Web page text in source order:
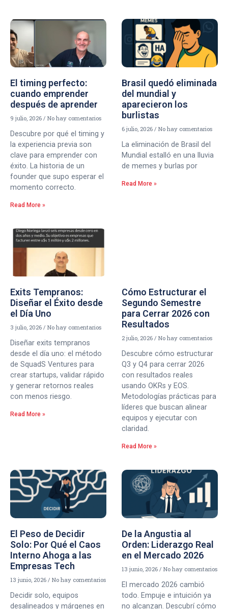
El timing perfecto:
cuando emprender
después de aprender
9 julio, 2026 No hay comentarios
Descubre por qué el timing y
la experiencia previa son
clave para emprender con
éxito. La historia de un
founder que supo esperar el
momento correcto.
Read More »
Brasil quedó eliminada
del mundial y
aparecieron los
burlistas
6 julio, 2026 No hay comentarios
La eliminación de Brasil del
Mundial estalló en una lluvia
de memes y burlas por
Read More »
Exits Tempranos:
Diseñar el Éxito desde
el Día Uno
3 julio, 2026 No hay comentarios
Diseñar exits tempranos
desde el día uno: el método
de SquadS Ventures para
crear startups, validar rápido
y generar retornos reales
con menos riesgo.
Read More »
Cómo Estructurar el
Segundo Semestre
para Cerrar 2026 con
Resultados
2 julio, 2026 No hay comentarios
Descubre cómo estructurar
Q3 y Q4 para cerrar 2026
con resultados reales
usando OKRs y EOS.
Metodologías prácticas para
líderes que buscan alinear
equipos y ejecutar con
claridad.
Read More »
El Peso de Decidir
Solo: Por Qué el Caos
Interno Ahoga a las
Empresas Tech
13 junio, 2026 No hay comentarios
Decidir solo, equipos
desalineados y márgenes en
De la Angustia al
Orden: Liderazgo Real
en el Mercado 2026
13 junio, 2026 No hay comentarios
El mercado 2026 cambió
todo. Empuje e intuición ya
no alcanzan. Descubrí cómo